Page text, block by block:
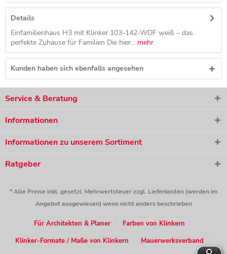
Details
Einfamilienhaus H3 mit Klinker 103-142-WDF weiß – das
perfekte Zuhause für Familien Die hier... mehr
Kunden haben sich ebenfalls angesehen
Service & Beratung
Informationen
Informationen zu unserem Sortiment
Ratgeber
* Alle Preise inkl. gesetzl. Mehrwertsteuer zzgl. Lieferkosten (werden im
Angebot ausgewiesen) wenn nicht anders beschrieben
Für Architekten & Planer
Farben von Klinkern
Klinker-Formate / Maße von Klinkern
Mauerwerksverband